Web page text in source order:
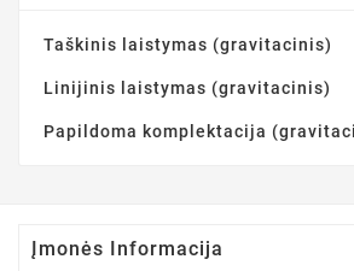
Taškinis laistymas (gravitacinis)
Linijinis laistymas (gravitacinis)
Papildoma komplektacija
Įmonės Informacija